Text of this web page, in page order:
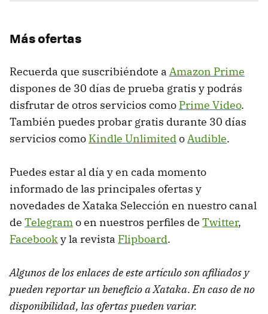
Más ofertas
Recuerda que suscribiéndote a Amazon Prime
dispones de 30 días de prueba gratis y podrás
disfrutar de otros servicios como Prime Video.
También puedes probar gratis durante 30 días
servicios como Kindle UnlimitedoAudible.
Puedes estar al día y en cada momento
informado de las principales ofertas y
novedades de Xataka Selección en nuestro canal
de Telegramo en nuestros perfiles de Twitter,
Facebooky la revista Flipboard.
Algunos de los enlaces de este artículo son afiliados y
pueden reportar un beneficio a Xataka. En caso de no
disponibilidad, las ofertas pueden variar.